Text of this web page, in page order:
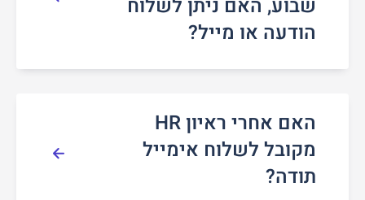
שבוע, האם ניתן לשלוח
הודעה או מייל?
האם אחרי ראיון HR
מקובל לשלוח אימייל
תודה?